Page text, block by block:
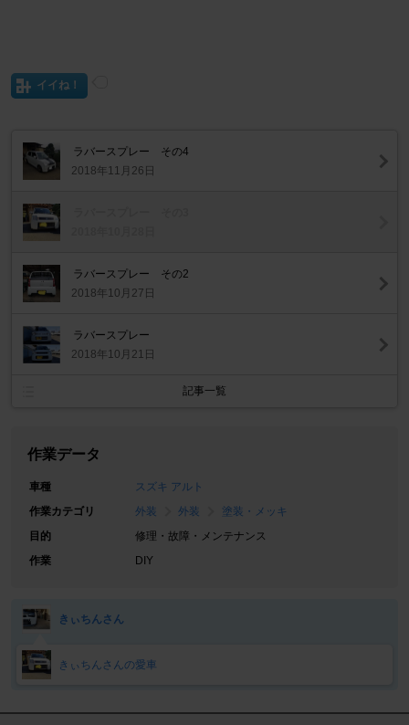
イイね！
ラバースプレー その4
2018年11月26日
ラバースプレー その2
2018年10月27日
ラバースプレー
2018年10月21日
記事一覧
作業データ
車種
スズキ アルト
作業カテゴリ
外装 外装
塗装・メッキ
目的
修理・故障・メンテナンス
作業
DIY
きぃちんさん
きぃちんさんの愛車